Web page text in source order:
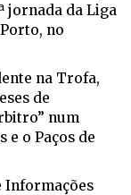
jornada da Liga
no
na Trofa,
de
num
e o Paços de
Informações